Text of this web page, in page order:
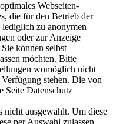
Webseiten-
die für den Betrieb der
zu anonymen
oder zur Anzeige
können selbst
möchten. Bitte
womöglich nicht
stehen. Die von
Seite Datenschutz
nicht ausgewählt. Um diese
per Auswahl zulassen.